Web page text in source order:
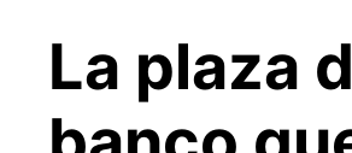
La plaza